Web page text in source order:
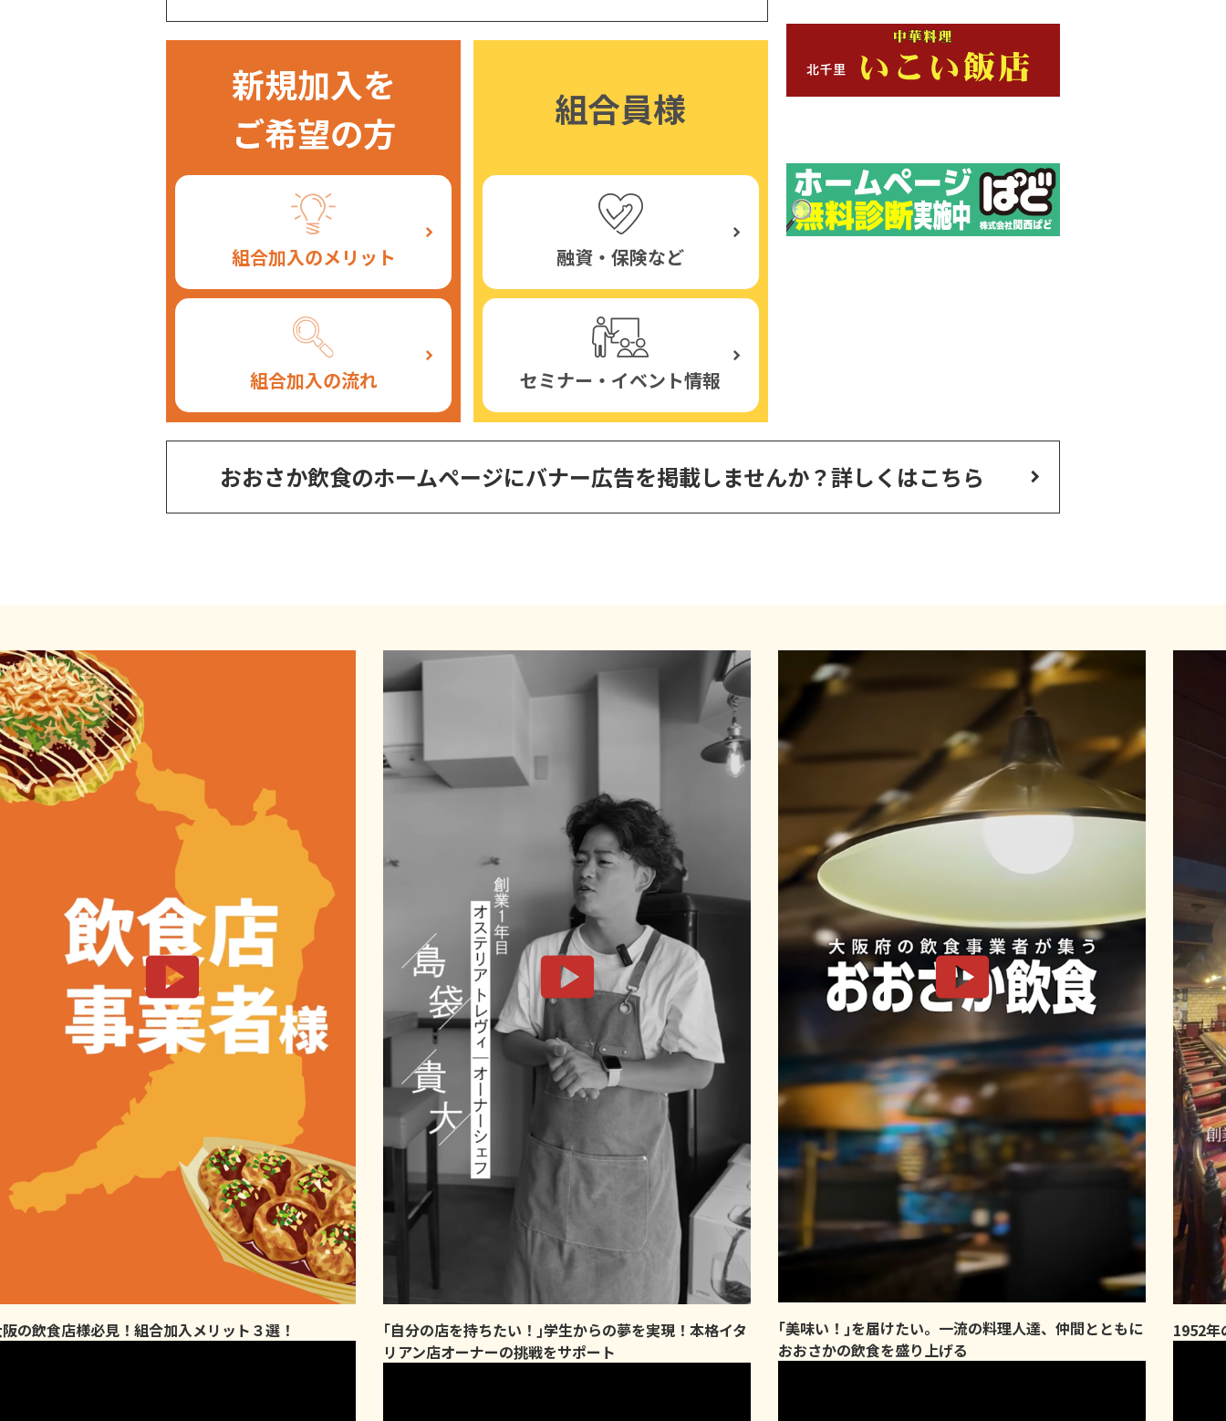
新規加入を
ご希望の方
組合加入のメリット
組合加入の流れ
組合員様
融資・保険など
セミナー・イベント情報
おおさか飲食のホームページにバナー広告を掲載しませんか？詳しくはこちら
の飲食店様必見！組合加入メリット３選！
｢自分の店を持ちたい！｣学生からの夢を実現！本格イタ
リアン店オーナーの挑戦をサポート
｢美味い！｣を届けたい。一流の料理人達、仲間とともに
おおさかの飲食を盛り上げる
1952年